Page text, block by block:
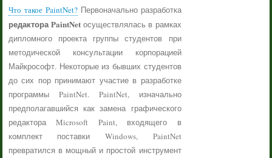
Что такое PaintNet?Первоначально разработка
редактора PaintNet осуществлялась в рамках
дипломного проекта группы студентов при
методической консультации корпорацией
Майкрософт. Некоторые из бывших студентов
до сих пор принимают участие в разработке
программы PaintNet. PaintNet, изначально
предполагавшийся как замена графического
редактора Microsoft Paint, входящего в
комплект поставки Windows, PaintNet
превратился в мощный и простой инструмент